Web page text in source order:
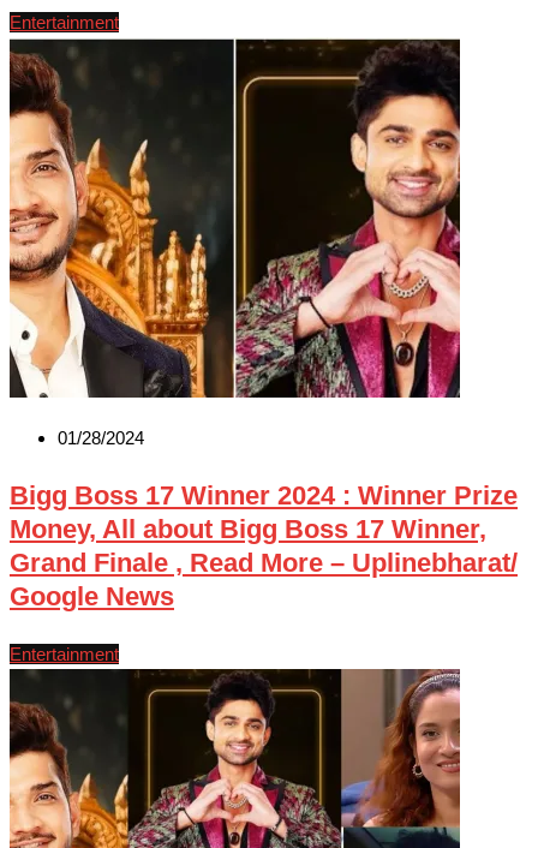
Entertainment
01/28/2024
Bigg Boss 17 Winner 2024 : Winner Prize
Money, All about Bigg Boss 17 Winner,
Grand Finale , Read More – Uplinebharat/
Google News
Entertainment